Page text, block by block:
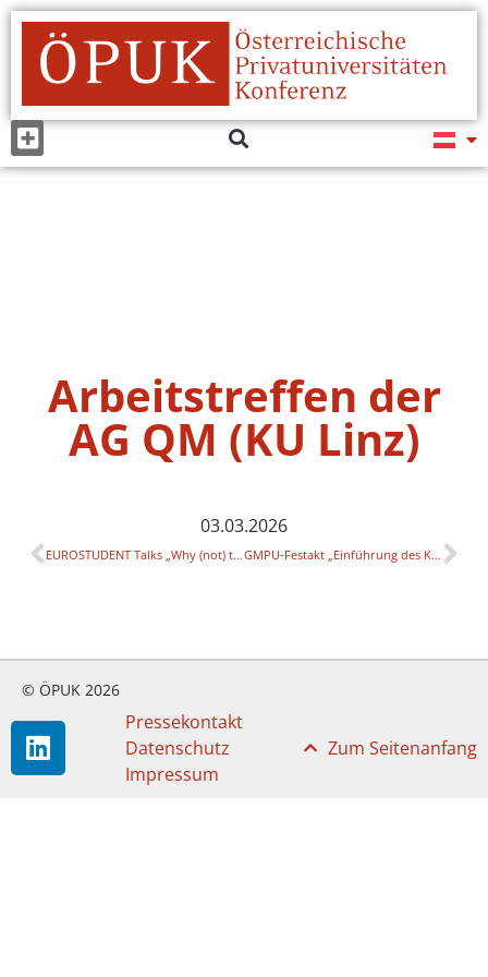
Arbeitstreffen der
AG QM (KU Linz)
03.03.2026
EUROSTUDENT Talks „Why (not) to choose virtual study experiences abroad: insights from Germany“ (online) GMPU-Festakt „Einführung des Künstlerischen Dokotorats – unseres PhD in the Arts“
© ÖPUK 2026
Pressekontakt
Datenschutz
Impressum
Zum Seitenanfang